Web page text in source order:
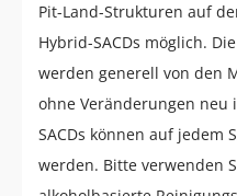
Pit-Land-Strukturen auf
Hybrid-SACDs möglich.
werden generell von den
ohne Veränderungen neu
SACDs können auf jedem
werden. Bitte verwenden